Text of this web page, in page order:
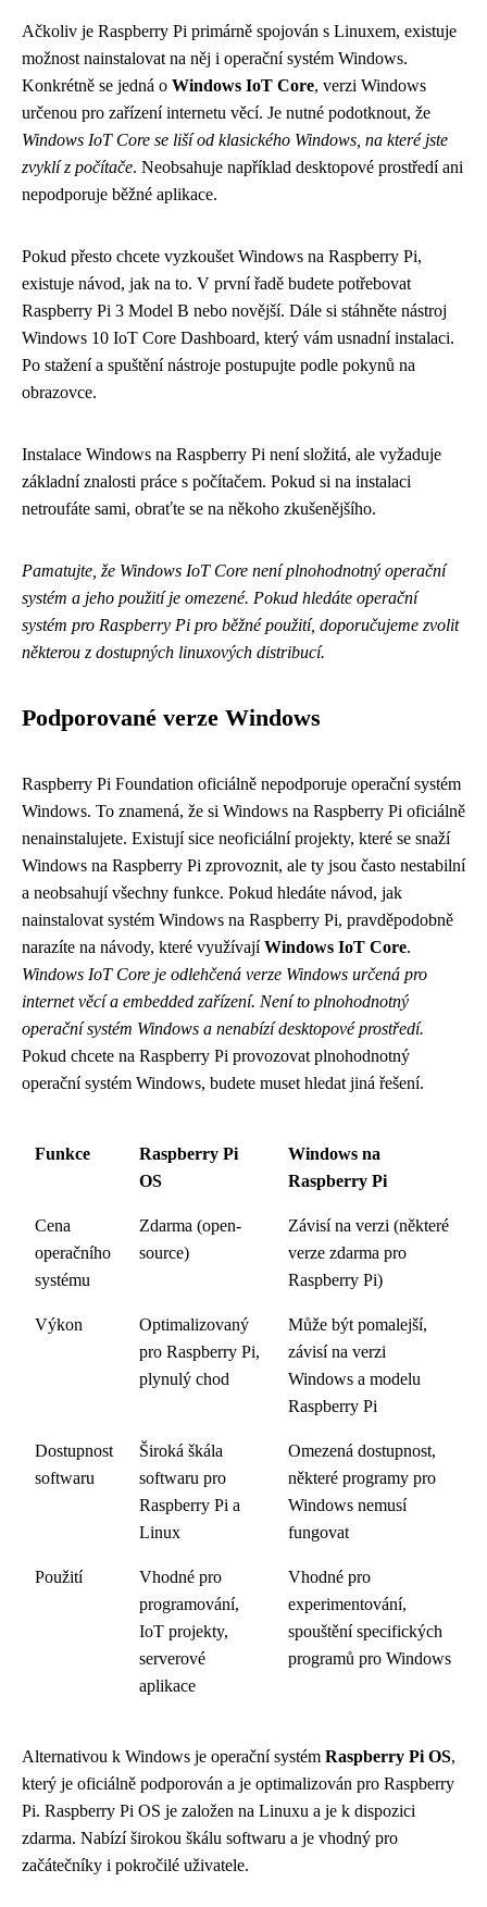
Ačkoliv je Raspberry Pi primárně spojován s Linuxem, existuje
možnost nainstalovat na něj i operační systém Windows.
Konkrétně se jedná o Windows IoT Core, verzi Windows
určenou pro zařízení internetu věcí. Je nutné podotknout, že
Windows IoT Core se liší od klasického Windows, na které jste
zvyklí z počítače. Neobsahuje například desktopové prostředí ani
nepodporuje běžné aplikace.
Pokud přesto chcete vyzkoušet Windows na Raspberry Pi,
existuje návod, jak na to. V první řadě budete potřebovat
Raspberry Pi 3 Model B nebo novější. Dále si stáhněte nástroj
Windows 10 IoT Core Dashboard, který vám usnadní instalaci.
Po stažení a spuštění nástroje postupujte podle pokynů na
obrazovce.
Instalace Windows na Raspberry Pi není složitá, ale vyžaduje
základní znalosti práce s počítačem. Pokud si na instalaci
netroufáte sami, obraťte se na někoho zkušenějšího.
Pamatujte, že Windows IoT Core není plnohodnotný operační
systém a jeho použití je omezené. Pokud hledáte operační
systém pro Raspberry Pi pro běžné použití, doporučujeme zvolit
některou z dostupných linuxových distribucí.
Podporované verze Windows
Raspberry Pi Foundation oficiálně nepodporuje operační systém
Windows. To znamená, že si Windows na Raspberry Pi oficiálně
nenainstalujete. Existují sice neoficiální projekty, které se snaží
Windows na Raspberry Pi zprovoznit, ale ty jsou často nestabilní
a neobsahují všechny funkce. Pokud hledáte návod, jak
nainstalovat systém Windows na Raspberry Pi, pravděpodobně
narazíte na návody, které využívajíWindows IoT Core.
Windows IoT Core je odlehčená verze Windows určená pro
internet věcí a embedded zařízení. Není to plnohodnotný
operační systém Windows a nenabízí desktopové prostředí.
Pokud chcete na Raspberry Pi provozovat plnohodnotný
operační systém Windows, budete muset hledat jiná řešení.
Funkce
Raspberry Pi
OS
Windows na
Raspberry Pi
Cena
operačního
systému
Zdarma (open-
source)
Závisí na verzi (některé
verze zdarma pro
Raspberry Pi)
Výkon
Optimalizovaný
pro Raspberry Pi,
plynulý chod
Může být pomalejší,
závisí na verzi
Windows a modelu
Raspberry Pi
Dostupnost
softwaru
Široká škála
softwaru pro
Raspberry Pi a
Linux
Omezená dostupnost,
některé programy pro
Windows nemusí
fungovat
Použití
Vhodné pro
programování,
IoT projekty,
serverové
aplikace
Vhodné pro
experimentování,
spouštění specifických
programů pro Windows
Alternativou k Windows je operační systém Raspberry Pi OS,
který je oficiálně podporován a je optimalizován pro Raspberry
Pi. Raspberry Pi OS je založen na Linuxu a je k dispozici
zdarma. Nabízí širokou škálu softwaru a je vhodný pro
začátečníky i pokročilé uživatele.